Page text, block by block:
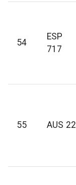
54
ESP
717
55 AUS 22